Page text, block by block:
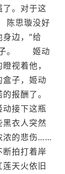
。对于这
陈思璇没好
边，“给
子。 姬动
视着他，
子，姬动
报酬了。
接下这瓶
衣人突然
浓的悲伤……
拍打着岸
天火依旧